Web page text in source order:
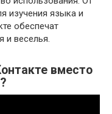
изучения языка и
обеспечат
и веселья.
вместо